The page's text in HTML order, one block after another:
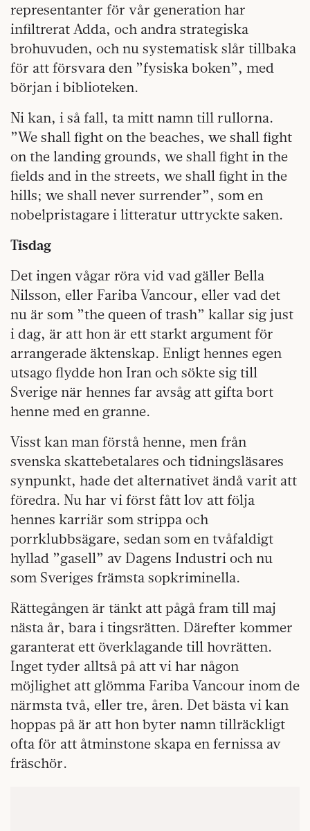
representanter för vår generation har
infiltrerat Adda, och andra strategiska
brohuvuden, och nu systematisk slår tillbaka
för att försvara den ”fysiska boken”, med
början i biblioteken.
Ni kan, i så fall, ta mitt namn till rullorna.
”We shall fight on the beaches, we shall fight
on the landing grounds, we shall fight in the
fields and in the streets, we shall fight in the
hills; we shall never surrender”, som en
nobelpristagare i litteratur uttryckte saken.
Tisdag
Det ingen vågar röra vid vad gäller Bella
Nilsson, eller Fariba Vancour, eller vad det
nu är som ”the queen of trash” kallar sig just
i dag, är att hon är ett starkt argument för
arrangerade äktenskap. Enligt hennes egen
utsago flydde hon Iran och sökte sig till
Sverige när hennes far avsåg att gifta bort
henne med en granne.
Visst kan man förstå henne, men från
svenska skattebetalares och tidningsläsares
synpunkt, hade det alternativet ändå varit att
föredra. Nu har vi först fått lov att följa
hennes karriär som strippa och
porrklubbsägare, sedan som en tvåfaldigt
hyllad ”gasell” av Dagens Industri och nu
som Sveriges främsta sopkriminella.
Rättegången är tänkt att pågå fram till maj
nästa år, bara i tingsrätten. Därefter kommer
garanterat ett överklagande till hovrätten.
Inget tyder alltså på att vi har någon
möjlighet att glömma Fariba Vancour inom de
närmsta två, eller tre, åren. Det bästa vi kan
hoppas på är att hon byter namn tillräckligt
ofta för att åtminstone skapa en fernissa av
fräschör.